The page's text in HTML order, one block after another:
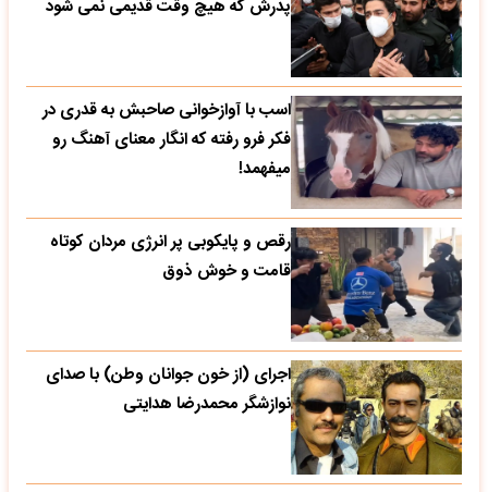
پدرش که هیچ وقت قدیمی نمی شود
اسب با آوازخوانی صاحبش به قدری در
فکر فرو رفته که انگار معنای آهنگ رو
میفهمد!
رقص و پایکوبی پر انرژی مردان کوتاه
قامت و خوش ذوق
اجرای (از خون جوانان وطن) با صدای
نوازشگر محمدرضا هدایتی